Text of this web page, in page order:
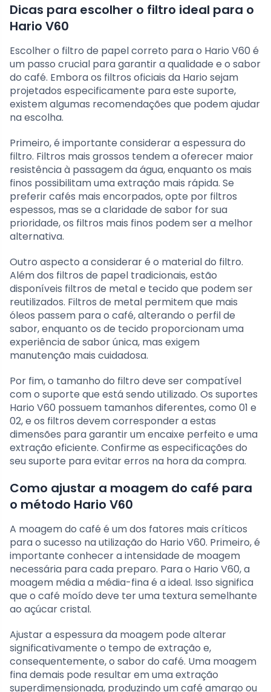
Dicas para escolher o filtro ideal para o
Hario V60
Escolher o filtro de papel correto para o Hario V60 é
um passo crucial para garantir a qualidade e o sabor
do café. Embora os filtros oficiais da Hario sejam
projetados especificamente para este suporte,
existem algumas recomendações que podem ajudar
na escolha.
Primeiro, é importante considerar a espessura do
filtro. Filtros mais grossos tendem a oferecer maior
resistência à passagem da água, enquanto os mais
finos possibilitam uma extração mais rápida. Se
preferir cafés mais encorpados, opte por filtros
espessos, mas se a claridade de sabor for sua
prioridade, os filtros mais finos podem ser a melhor
alternativa.
Outro aspecto a considerar é o material do filtro.
Além dos filtros de papel tradicionais, estão
disponíveis filtros de metal e tecido que podem ser
reutilizados. Filtros de metal permitem que mais
óleos passem para o café, alterando o perfil de
sabor, enquanto os de tecido proporcionam uma
experiência de sabor única, mas exigem
manutenção mais cuidadosa.
Por fim, o tamanho do filtro deve ser compatível
com o suporte que está sendo utilizado. Os suportes
Hario V60 possuem tamanhos diferentes, como 01 e
02, e os filtros devem corresponder a estas
dimensões para garantir um encaixe perfeito e uma
extração eficiente. Confirme as especificações do
seu suporte para evitar erros na hora da compra.
Como ajustar a moagem do café para
o método Hario V60
A moagem do café é um dos fatores mais críticos
para o sucesso na utilização do Hario V60. Primeiro, é
importante conhecer a intensidade de moagem
necessária para cada preparo. Para o Hario V60, a
moagem média a média-fina é a ideal. Isso significa
que o café moído deve ter uma textura semelhante
ao açúcar cristal.
Ajustar a espessura da moagem pode alterar
significativamente o tempo de extração e,
consequentemente, o sabor do café. Uma moagem
fina demais pode resultar em uma extração
superdimensionada, produzindo um café amargo ou